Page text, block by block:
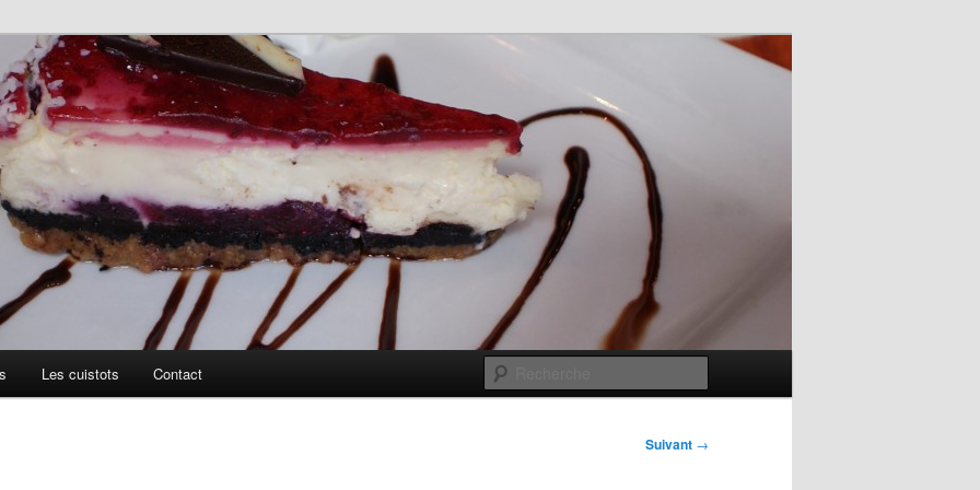
Les cuistots Contact
Suivant →